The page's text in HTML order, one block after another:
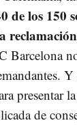
de los 150
reclamación
Barcelona
presentar
de